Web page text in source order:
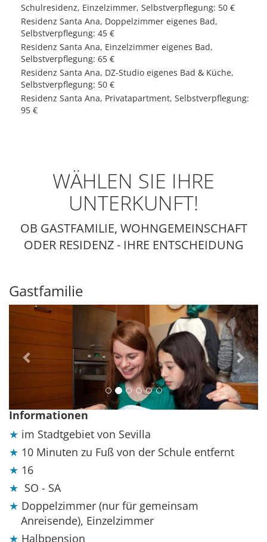
Schulresidenz, Einzelzimmer, Selbstverpflegung: 50 €
Residenz Santa Ana, Doppelzimmer eigenes Bad,
Selbstverpflegung: 45 €
Residenz Santa Ana, Einzelzimmer eigenes Bad,
Selbstverpflegung: 65 €
Residenz Santa Ana, DZ-Studio eigenes Bad & Küche,
Selbstverpflegung: 50 €
Residenz Santa Ana, Privatapartment, Selbstverpflegung:
95 €
WÄHLEN SIE IHRE
UNTERKUNFT!
OB GASTFAMILIE, WOHNGEMEINSCHAFT
ODER RESIDENZ - IHRE ENTSCHEIDUNG
Gastfamilie
Previous Next
Informationen
im Stadtgebiet von Sevilla
10 Minuten zu Fuß von der Schule entfernt
16
SO - SA
Doppelzimmer (nur für gemeinsam
Anreisende), Einzelzimmer
Halbpension